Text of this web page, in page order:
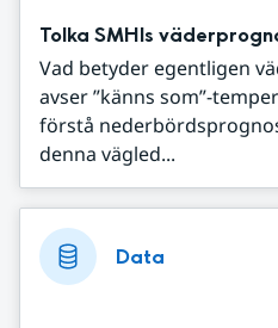
Tolka SMHIs
Vad betyder egentligen
avser ”känns som”-
förstå
denna vägled...
Data